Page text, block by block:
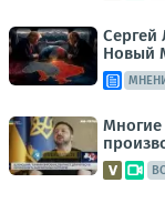
Сергей
Новый
Многие